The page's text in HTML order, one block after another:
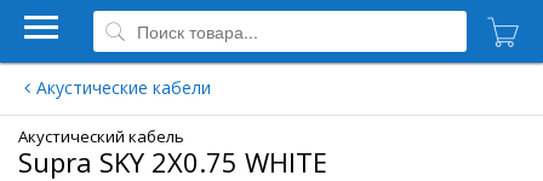
Акустические кабели
Акустический кабель
Supra SKY 2X0.75 WHITE